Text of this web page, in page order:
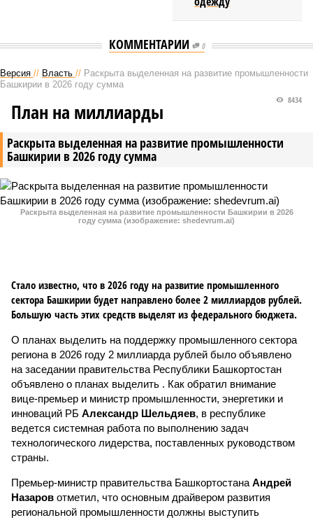
КОММЕНТАРИИ 0
Версия // Власть // Раскрыта выделенная на развитие промышленности
Башкирии в 2026 году сумма
Раскрыта выделенная на развитие промышленности
Башкирии в 2026 году сумма
8434
План на миллиарды
Раскрыта выделенная на развитие промышленности Башкирии в 2026
году сумма (изображение: shedevrum.ai)
Стало известно, что в 2026 году на развитие промышленного
сектора Башкирии будет направлено более 2 миллиардов рублей.
Большую часть этих средств выделят из федерального бюджета.
О планах выделить на поддержку промышленного сектора
региона в 2026 году 2 миллиарда рублей было объявлено
на заседании правительства Республики Башкортостан
объявлено о планах выделить . Как обратил внимание
вице-премьер и министр промышленности, энергетики и
инноваций РБ Александр Шельдяев, в республике
ведется системная работа по выполнению задач
технологического лидерства, поставленных руководством
страны.
Премьер-министр правительства Башкортостана Андрей
Назаров отметил, что основным драйвером развития
региональной промышленности должны выступить